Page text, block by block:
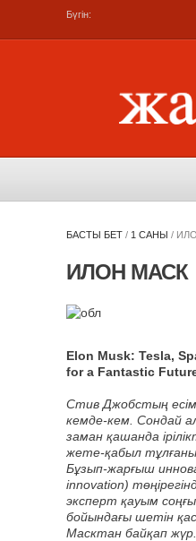
Бүгін:
БАСТЫ БЕТ / 1 САНЫ /
ИЛОН МАСК
Elon Musk: Tesla,
for a Fantastic
Стив Джобстың
кемде-кем. Сондай
заман қашанда
жете-қабыл тұлғаны
Бұзып-жарғыш
innovation)
эксперт қауым
бойындағы шетін
Масктан байқап жүр.